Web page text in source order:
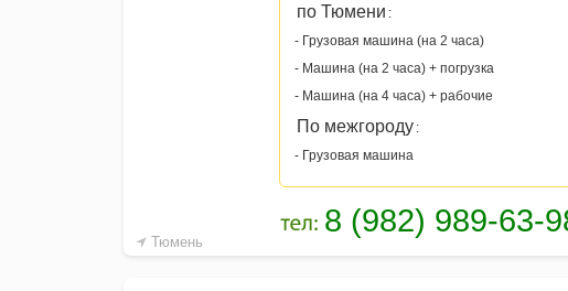
Тюмень
по Тюмени :
- Грузовая машина (на 2 часа)
- Машина (на 2 часа) + погрузка
- Машина (на 4 часа) + рабочие
По межгороду :
- Грузовая машина